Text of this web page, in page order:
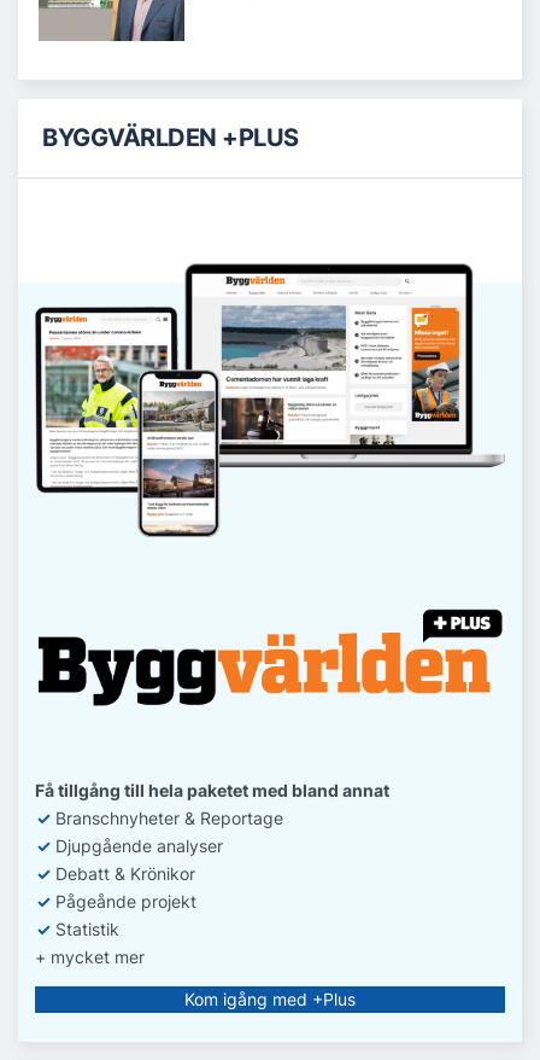
BYGGVÄRLDEN +PLUS
Få tillgång till hela paketet med bland annat
✓ Branschnyheter & Reportage
✓ Djupgående analyser
✓ Debatt & Krönikor
✓ Pågeånde projekt
✓ Statistik
+ mycket mer
Kom igång med +Plus